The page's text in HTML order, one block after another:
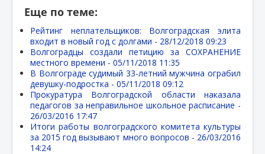
Еще по теме:
Рейтинг неплательщиков: Волгоградская элита
входит в новый год с долгами - 28/12/2018 09:23
Волгоградцы создали петицию за СОХРАНЕНИЕ
местного времени - 05/11/2018 11:35
В Волгограде судимый 33-летний мужчина ограбил
девушку-подростка - 05/11/2018 09:12
Прокуратура Волгоградской области наказала
педагогов за неправильное школьное расписание -
26/03/2016 17:47
Итоги работы волгоградского комитета культуры
за 2015 год вызывают много вопросов - 26/03/2016
14:24